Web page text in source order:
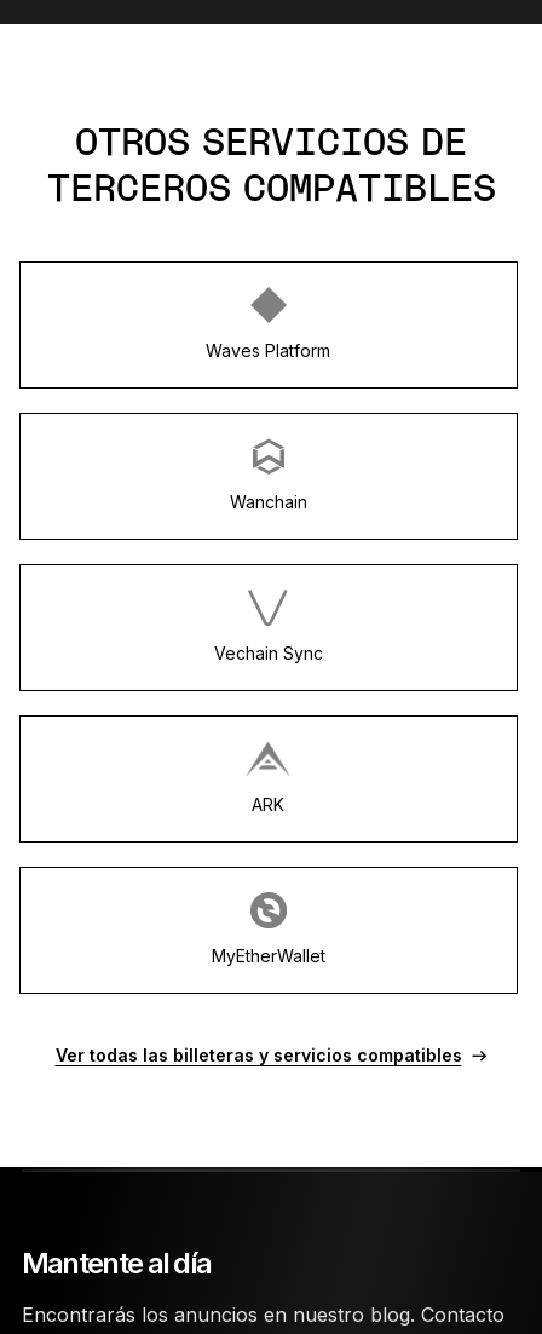
OTROS SERVICIOS DE
TERCEROS COMPATIBLES
Waves Platform
Wanchain
Vechain Sync
ARK
MyEtherWallet
Ver todas las billeteras y servicios compatibles
Mantente al día
Encontrarás los anuncios en nuestro blog. Contacto